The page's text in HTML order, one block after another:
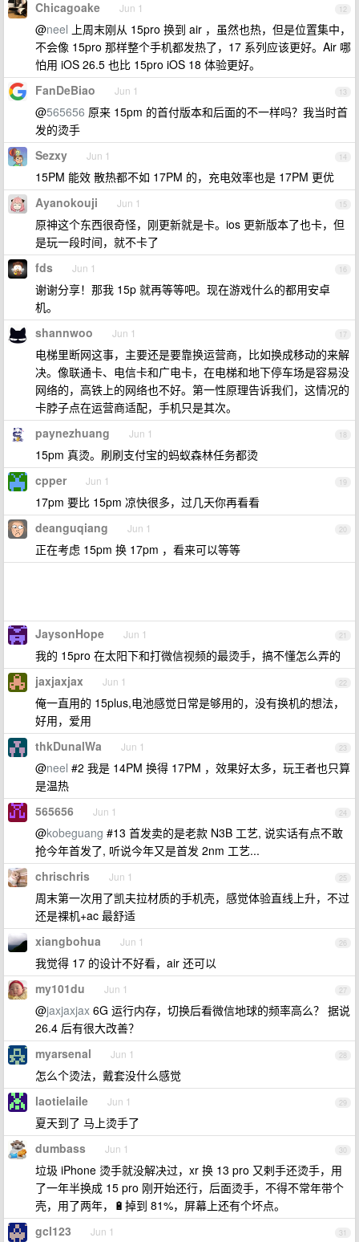
12
Chicagoake Jun 1
@neel 上周末刚从 15pro 换到 air ，虽然也热，但是位置集中，
不会像 15pro 那样整个手机都发热了，17 系列应该更好。Air 哪
怕用 iOS 26.5 也比 15pro iOS 18 体验更好。
13
FanDeBiao Jun 1
@565656 原来 15pm 的首付版本和后面的不一样吗？我当时首
发的烫手
14
Sezxy Jun 1
15PM 能效 散热都不如 17PM 的，充电效率也是 17PM 更优
15
Ayanokouji Jun 1
原神这个东西很奇怪，刚更新就是卡。ios 更新版本了也卡，但
是玩一段时间，就不卡了
16
fds Jun 1
谢谢分享！那我 15p 就再等等吧。现在游戏什么的都用安卓
机。
17
shannwoo Jun 1
电梯里断网这事，主要还是要靠换运营商，比如换成移动的来解
决。像联通卡、电信卡和广电卡，在电梯和地下停车场是容易没
网络的，高铁上的网络也不好。第一性原理告诉我们，这情况的
卡脖子点在运营商适配，手机只是其次。
18
paynezhuang Jun 1
15pm 真烫。刷刷支付宝的蚂蚁森林任务都烫
19
cpper Jun 1
17pm 要比 15pm 凉快很多，过几天你再看看
20
deanguqiang Jun 1
正在考虑 15pm 换 17pm ，看来可以等等
21
JaysonHope Jun 1
我的 15pro 在太阳下和打微信视频的最烫手，搞不懂怎么弄的
22
jaxjaxjax Jun 1
俺一直用的 15plus,电池感觉日常是够用的，没有换机的想法，
好用，爱用
23
thkDunalWa Jun 1
@neel #2 我是 14PM 换得 17PM ，效果好太多，玩王者也只算
是温热
24
565656 Jun 1
@kobeguang #13 首发卖的是老款 N3B 工艺, 说实话有点不敢
抢今年首发了, 听说今年又是首发 2nm 工艺...
25
chrischris Jun 1
周末第一次用了凯夫拉材质的手机壳，感觉体验直线上升，不过
还是裸机+ac 最舒适
26
xiangbohua Jun 1
我觉得 17 的设计不好看，air 还可以
27
my101du Jun 1
@jaxjaxjax 6G 运行内存，切换后看微信地球的频率高么？ 据说
26.4 后有很大改善？
28
myarsenal Jun 1
怎么个烫法，戴套没什么感觉
29
laotielaile Jun 1
夏天到了 马上烫手了
30
dumbass Jun 1
垃圾 iPhone 烫手就没解决过，xr 换 13 pro 又剌手还烫手，用
了一年半换成 15 pro 刚开始还行，后面烫手，不得不常年带个
壳，用了两年，🔋掉到 81%，屏幕上还有个坏点。
31
gcl123 Jun 1